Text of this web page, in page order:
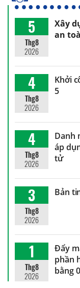
5
Thg8
2026
Xây
an
4
Thg8
2026
Khởi
5
4
Thg8
2026
Danh
áp
tử
3
Thg8
2026
Bản
1
Thg8
2026
Đẩy
phần
bằng 0